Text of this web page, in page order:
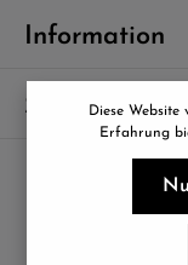
Information
ServiceDiese Website
Erfahrung